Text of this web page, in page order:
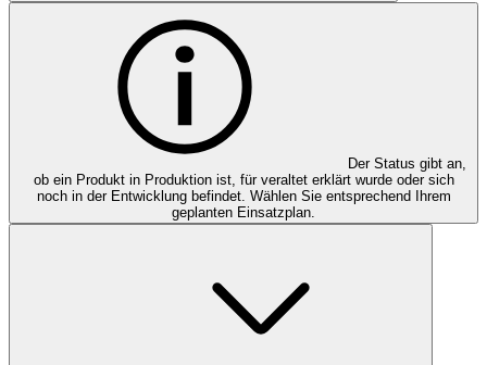
Der Status gibt an,
ob ein Produkt in Produktion ist, für veraltet erklärt wurde oder sich
noch in der Entwicklung befindet. Wählen Sie entsprechend Ihrem
geplanten Einsatzplan.